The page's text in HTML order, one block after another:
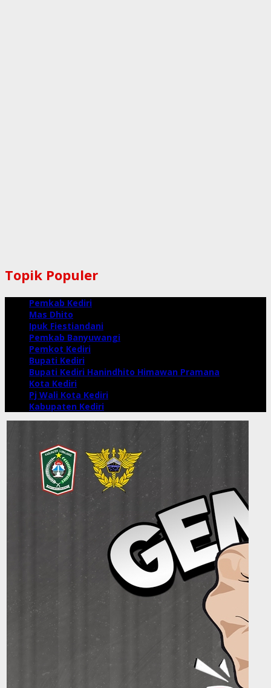
Topik Populer
Pemkab Kediri
Mas Dhito
Ipuk Fiestiandani
Pemkab Banyuwangi
Pemkot Kediri
Bupati Kediri
Bupati Kediri Hanindhito Himawan Pramana
Kota Kediri
Pj Wali Kota Kediri
Kabupaten Kediri